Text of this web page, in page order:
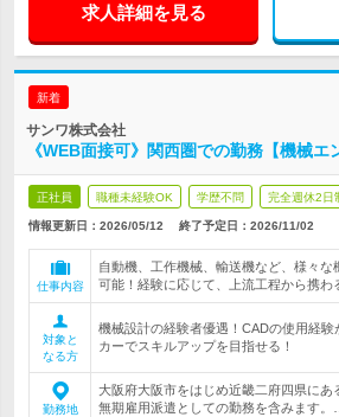
求人詳細を見る
新着
サンワ株式会社
《WEB面接可》関西圏での勤務【機械エ
正社員 職種未経験OK 学歴不問 完全週休2日
情報更新日：2026/05/12 終了予定日： 2026/11/02
仕事内容
自動機、工作機械、輸送機など、様々な
可能！経験に応じて、上流工程から携わ
対象と
なる方
機械設計の経験者優遇！CADの使用経験
カーでスキルアップを目指せる！
勤務地
大阪府大阪市をはじめ近畿二府四県に
無期雇用派遣としての勤務を含みます。…